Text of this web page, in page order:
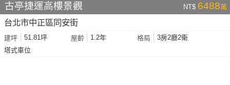
古亭捷運高樓景觀 NT$ 6488萬
台北市中正區同安街
建坪 51.81坪 屋齡 1.2年 格局
3房2廳2衛
塔式車位